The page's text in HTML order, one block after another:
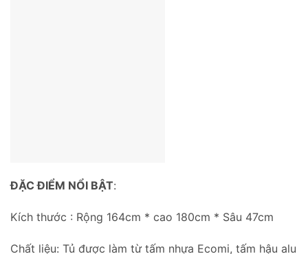
ĐẶC ĐIỂM NỔI BẬT:
Kích thước : Rộng 164cm * cao 180cm * Sâu 47cm
Chất liệu: Tủ được làm từ tấm nhựa Ecomi, tấm hậu alu